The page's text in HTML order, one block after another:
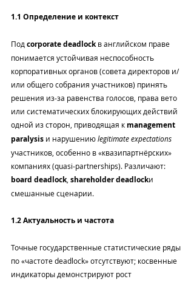
1.1 Определение и контекст
Под corporate deadlock в английском праве
понимается устойчивая неспособность
корпоративных органов (совета директоров и/
или общего собрания участников) принять
решения из‑за равенства голосов, права вето
или систематических блокирующих действий
одной из сторон, приводящая к management
paralysis и нарушению legitimate expectations
участников, особенно в «квазипартнёрских»
компаниях (quasi‑partnerships). Различают:
board deadlock, shareholder deadlockи
смешанные сценарии.
1.2 Актуальность и частота
Точные государственные статистические ряды
по «частоте deadlock» отсутствуют; косвенные
индикаторы демонстрируют рост